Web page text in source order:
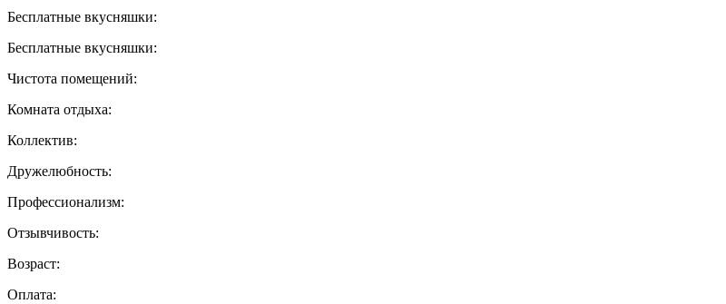
Бесплатные вкусняшки:
Бесплатные вкусняшки:
Чистота помещений:
Комната отдыха:
Коллектив:
Дружелюбность:
Профессионализм:
Отзывчивость:
Возраст:
Оплата: